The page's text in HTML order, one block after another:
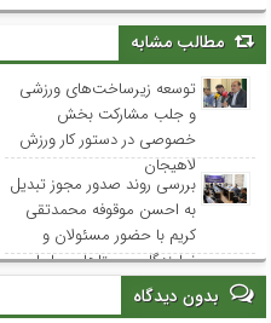
مطالب مشابه
توسعه زیرساخت‌های ورزشی
و جلب مشارکت بخش
خصوصی در دستور کار ورزش
لاهیجان
بررسی روند صدور مجوز تبدیل
به احسن موقوفه محمدتقی
کریم با حضور مسئولان و
نمایندگان روستاهای ساحلی
بدون دیدگاه